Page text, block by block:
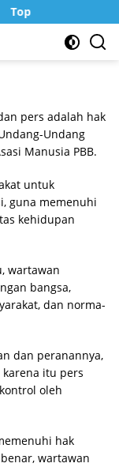
Top Up Murah di
pers adalah hak
Undang
Manusia PBB.
untuk
guna memenuhi
kehidupan
wartawan
bangsa,
dan norma-
dan peranannya,
itu pers
oleh
hak
wartawan